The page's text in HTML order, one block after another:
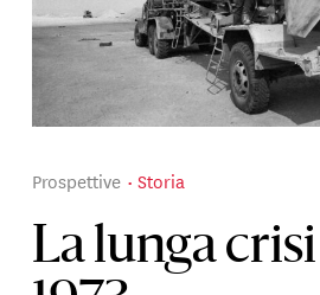
La lunga
Prospettive Storia